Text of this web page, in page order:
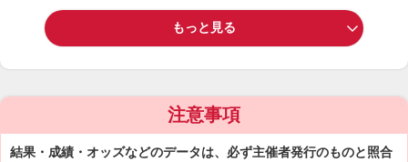
もっと見る
注意事項
結果・成績・オッズなどのデータは、必ず主催者発行のものと照合